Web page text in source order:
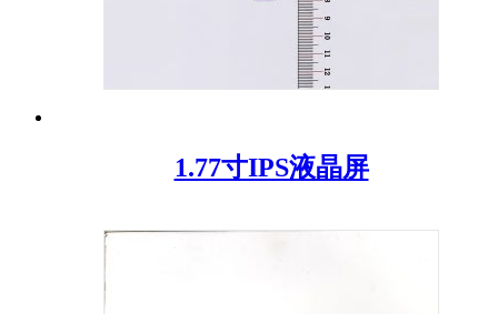
1.77寸IPS液晶屏